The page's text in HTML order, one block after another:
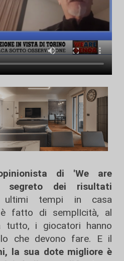
di 'We are
segreto dei risultati
tempi in casa
fatto di semplIcità, al
tutto, i giocatori hanno
che devono fare. E il
la sua dote migliore è